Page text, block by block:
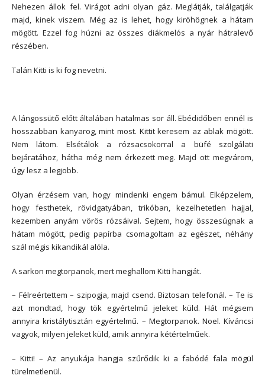
Nehezen állok fel. Virágot adni olyan gáz. Meglátják, találgatják
majd, kinek viszem. Még az is lehet, hogy kiröhögnek a hátam
mögött. Ezzel fog húzni az összes diákmelós a nyár hátralevő
részében.
Talán Kitti is ki fog nevetni.
A lángossütő előtt általában hatalmas sor áll. Ebédidőben ennél is
hosszabban kanyarog, mint most. Kittit keresem az ablak mögött.
Nem látom. Elsétálok a rózsacsokorral a büfé szolgálati
bejáratához, hátha még nem érkezett meg. Majd ott megvárom,
úgy lesz a legjobb.
Olyan érzésem van, hogy mindenki engem bámul. Elképzelem,
hogy festhetek, rövidgatyában, trikóban, kezelhetetlen hajjal,
kezemben anyám vörös rózsáival. Sejtem, hogy összesúgnak a
hátam mögött, pedig papírba csomagoltam az egészet, néhány
szál mégis kikandikál alóla.
A sarkon megtorpanok, mert meghallom Kitti hangját.
– Félreértettem – szipogja, majd csend. Biztosan telefonál. – Te is
azt mondtad, hogy tök egyértelmű jeleket küld. Hát mégsem
annyira kristálytisztán egyértelmű. – Megtorpanok. Noel. Kíváncsi
vagyok, milyen jeleket küld, amik annyira kétértelműek.
– Kitti! – Az anyukája hangja szűrődik ki a fabódé fala mögül
türelmetlenül.